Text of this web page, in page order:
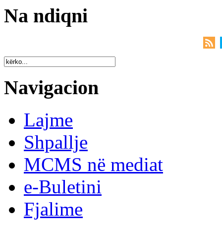
Na ndiqni
Navigacion
Lajme
Shpallje
MCMS në mediat
e-Buletini
Fjalime